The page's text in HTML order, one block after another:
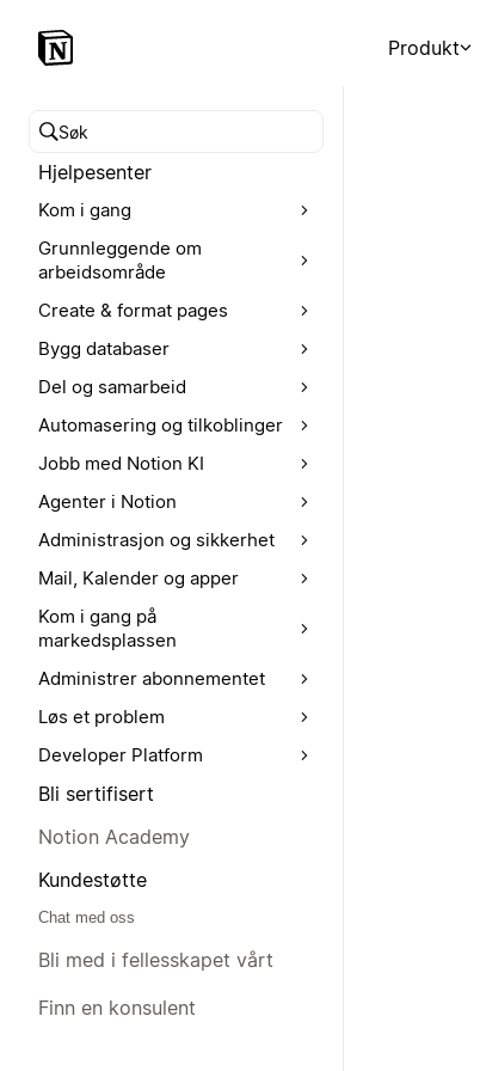
Produkt
Søk i hjelpesenteret
Hjelpesenter
Kom i gang
Grunnleggende om
arbeidsområde
Create & format pages
Bygg databaser
Del og samarbeid
Automasering og tilkoblinger
Jobb med Notion KI
Agenter i Notion
Administrasjon og sikkerhet
Mail, Kalender og apper
Kom i gang på
markedsplassen
Administrer abonnementet
Løs et problem
Developer Platform
Bli sertifisert
Notion Academy
Kundestøtte
Chat med oss
Bli med i fellesskapet vårt
Finn en konsulent